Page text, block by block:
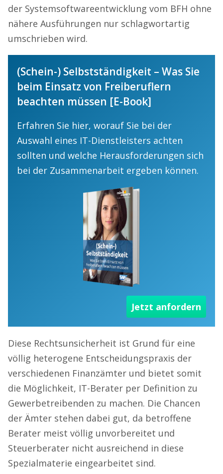
der Systemsoftwareentwicklung vom BFH ohne
nähere Ausführungen nur schlagwortartig
umschrieben wird.
(Schein-) Selbstständigkeit – Was Sie
beim Einsatz von Freiberuflern
beachten müssen [E-Book]
Erfahren Sie hier, worauf Sie bei der
Auswahl eines IT-Dienstleisters achten
sollten und welche Herausforderungen sich
bei der Zusammenarbeit ergeben können.
Jetzt anfordern
Diese Rechtsunsicherheit ist Grund für eine
völlig heterogene Entscheidungspraxis der
verschiedenen Finanzämter und bietet somit
die Möglichkeit, IT-Berater per Definition zu
Gewerbetreibenden zu machen. Die Chancen
der Ämter stehen dabei gut, da betroffene
Berater meist völlig unvorbereitet und
Steuerberater nicht ausreichend in diese
Spezialmaterie eingearbeitet sind.